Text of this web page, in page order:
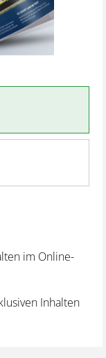
im Online-
Inhalten
Regelungen